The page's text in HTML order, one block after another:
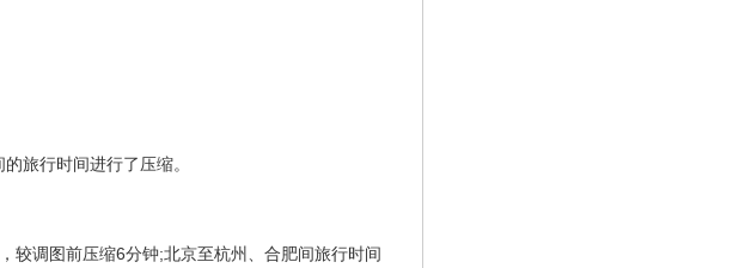
旅行时间进行了压缩。
调图前压缩6分钟;北京至杭州、合肥间旅行时间